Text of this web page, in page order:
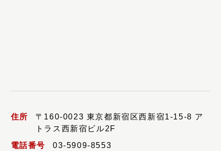
住所
〒160-0023 東京都新宿区西新宿1-15-8 ア
トラス西新宿ビル2F
電話番号 03-5909-8553